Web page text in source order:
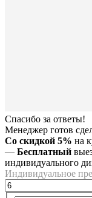
Спасибо за ответы!
Менеджер готов
Со скидкой 5% на
— Бесплатный
индивидуального
Индивидуальное